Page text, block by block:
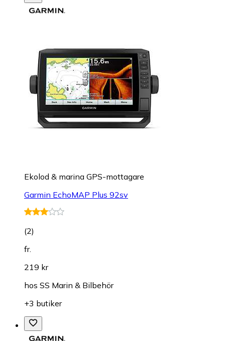
Ekolod & marina GPS-mottagare
Garmin EchoMAP Plus 92sv
(2)
fr.
219 kr
hos SS Marin & Bilbehör
+3 butiker